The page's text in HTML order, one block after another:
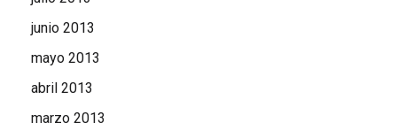
junio 2013
mayo 2013
abril 2013
marzo 2013